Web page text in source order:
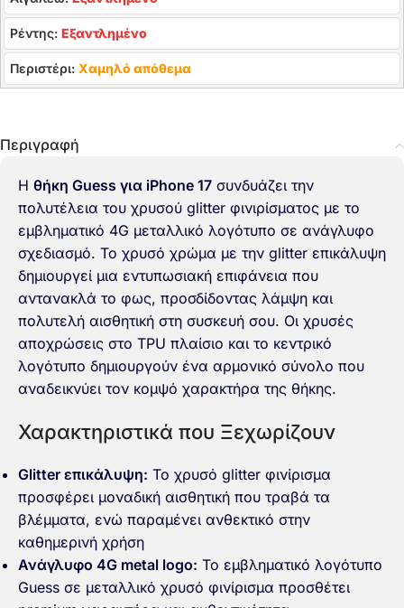
Ρέντης: Εξαντλημένο
Περιστέρι: Χαμηλό απόθεμα
Περιγραφή
Η θήκη Guess για iPhone 17 συνδυάζει την
πολυτέλεια του χρυσού glitter φινιρίσματος με το
εμβληματικό 4G μεταλλικό λογότυπο σε ανάγλυφο
σχεδιασμό. Το χρυσό χρώμα με την glitter επικάλυψη
δημιουργεί μια εντυπωσιακή επιφάνεια που
αντανακλά το φως, προσδίδοντας λάμψη και
πολυτελή αισθητική στη συσκευή σου. Οι χρυσές
αποχρώσεις στο TPU πλαίσιο και το κεντρικό
λογότυπο δημιουργούν ένα αρμονικό σύνολο που
αναδεικνύει τον κομψό χαρακτήρα της θήκης.
Χαρακτηριστικά που Ξεχωρίζουν
Glitter επικάλυψη: Το χρυσό glitter φινίρισμα
προσφέρει μοναδική αισθητική που τραβά τα
βλέμματα, ενώ παραμένει ανθεκτικό στην
καθημερινή χρήση
Ανάγλυφο 4G metal logo: Το εμβληματικό λογότυπο
Guess σε μεταλλικό χρυσό φινίρισμα προσθέτει